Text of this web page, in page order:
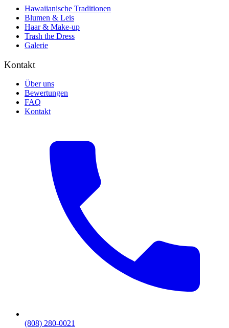
Hawaiianische Traditionen
Blumen & Leis
Haar & Make-up
Trash the Dress
Galerie
Kontakt
Über uns
Bewertungen
FAQ
Kontakt
(808) 280-0021